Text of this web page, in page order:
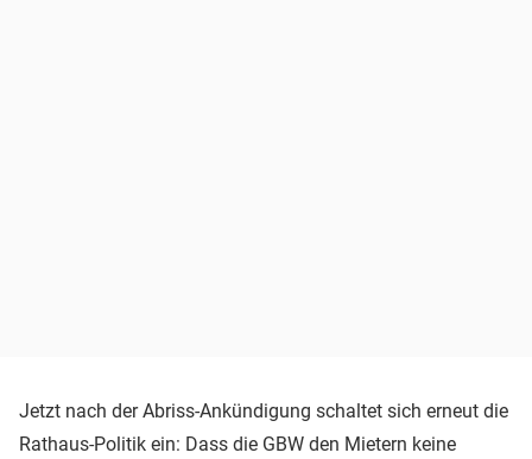
Jetzt nach der Abriss-Ankündigung schaltet sich erneut die
Rathaus-Politik ein: Dass die GBW den Mietern keine